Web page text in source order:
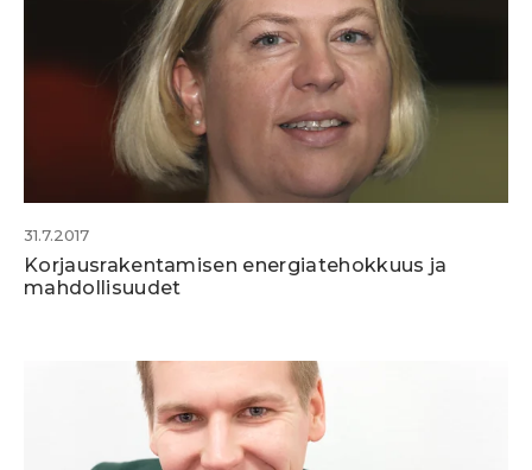
31.7.2017
Korjausrakentamisen energiatehokkuus ja
mahdollisuudet